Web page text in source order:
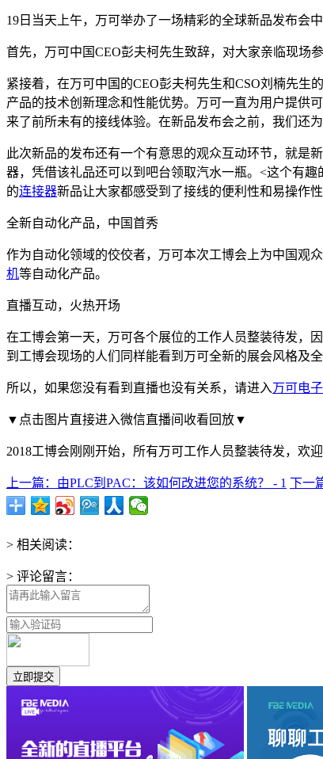
19日当天上午，万可举办了一场精彩的全球新品发布会中
首先，万可中国CEO彭夫柯先生致辞，对大家亲临现场
紧接着，在万可中国的CEO彭夫柯先生和CSO刘楠先生
产品的技术创新理念和性能优势。万可一直为用户提供
来了前所未有的接线体验。在新品发布会之前，我们还
此次新品的发布还有一个有意思的观众互动环节，就是
器，凭借该礼品还可以到吧台领取汽水一瓶。<这个有
的连接器新品让大家都感受到了接线的便利性和易操作
全新自动化产品，中国首秀
作为自动化领域的佼佼者，万可本次工博会上为中国观
机等自动化产品。
直播互动，火热开场
在工博会第一天，万可各个展位的工作人员整装待发，
到工博会现场的人们同样能看到万可全新的展会风格及全
所以，如果您没有看到直播也没有关系，请进入万可电子
▼点击图片直接进入微信直播间收看回放▼
2018工博会刚刚开始，所有万可工作人员整装待发，欢
上一篇：由PLC到PAC：该如何改进您的系统？ - 1 下一
> 相关阅读：
> 评论留言：